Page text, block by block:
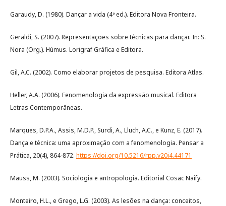
Garaudy, D. (1980). Dançar a vida (4ª ed.). Editora Nova Fronteira.
Geraldi, S. (2007). Representações sobre técnicas para dançar. In: S.
Nora (Org.). Húmus. Lorigraf Gráfica e Editora.
Gil, A.C. (2002). Como elaborar projetos de pesquisa. Editora Atlas.
Heller, A.A. (2006). Fenomenologia da expressão musical. Editora
Letras Contemporâneas.
Marques, D.P.A., Assis, M.D.P., Surdi, A., Lluch, A.C., e Kunz, E. (2017).
Dança e técnica: uma aproximação com a fenomenologia. Pensar a
Prática, 20(4), 864-872. https://doi.org/10.5216/rpp.v20i4.44171
Mauss, M. (2003). Sociologia e antropologia. Editorial Cosac Naify.
Monteiro, H.L., e Grego, L.G. (2003). As lesões na dança: conceitos,